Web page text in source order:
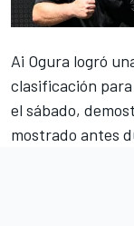
Ai Ogura logró
clasificación
el sábado,
mostrado antes